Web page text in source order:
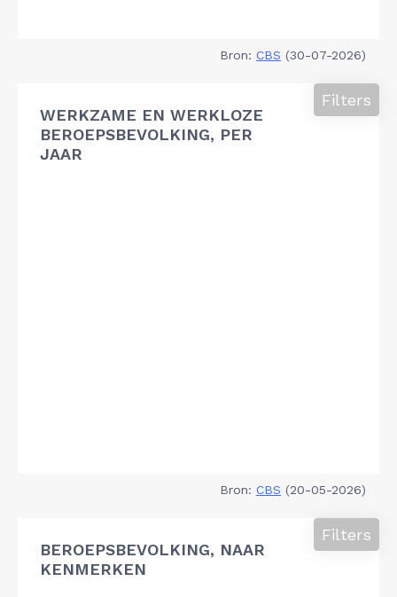
Bron: CBS (30-07-2026)
WERKZAME EN WERKLOZE
BEROEPSBEVOLKING, PER
JAAR
Filters
Bron: CBS (20-05-2026)
BEROEPSBEVOLKING, NAAR
KENMERKEN
Filters